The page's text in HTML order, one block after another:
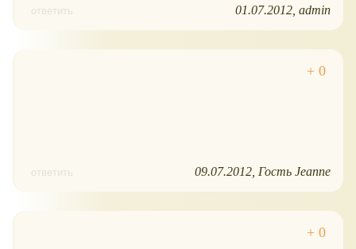
ответить 01.07.2012 admin
ответить 09.07.2012 Гость Jeanne